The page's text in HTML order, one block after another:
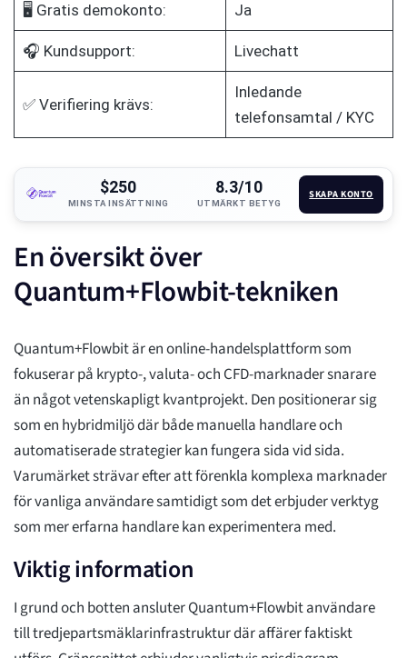
🖥️ Gratis demokonto: Ja
🎧 Kundsupport: Livechatt
✅ Verifiering krävs:
Inledande
telefonsamtal / KYC
$250
MINSTA INSÄTTNING
8.3/10
UTMÄRKT BETYG
SKAPA KONTO
En översikt över
Quantum+Flowbit-tekniken
Quantum+Flowbit är en online-handelsplattform som
fokuserar på krypto-, valuta- och CFD-marknader snarare
än något vetenskapligt kvantprojekt. Den positionerar sig
som en hybridmiljö där både manuella handlare och
automatiserade strategier kan fungera sida vid sida.
Varumärket strävar efter att förenkla komplexa marknader
för vanliga användare samtidigt som det erbjuder verktyg
som mer erfarna handlare kan experimentera med.
Viktig information
I grund och botten ansluter Quantum+Flowbit användare
till tredjepartsmäklarinfrastruktur där affärer faktiskt